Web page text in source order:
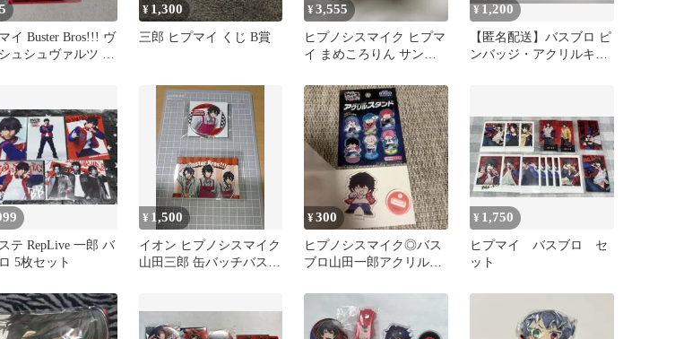
イ Buster Bros!!! ヴ
ュシュヴァルツ ス
¥1,300
三郎 ヒプマイ くじ B賞
¥3,555
ヒプノシスマイク ヒプマ
イ まめころりん サンリ
田三郎
¥ 1,200
【匿名配送】バスブロ ピ
ンバッジ・アクリルキー
テ RepLive 一郎 バ
5枚セット
¥ 1,500
イオン ヒプノシスマイク
山田三郎 缶バッチバスブ
¥300
ヒプノシスマイク◎バス
ブロ山田一郎アクリルス
¥ 1,750
ヒプマイ バスブロ セ
ット